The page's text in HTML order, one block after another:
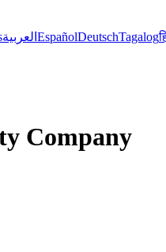
العربية EspañolDeutschTagalog
Company